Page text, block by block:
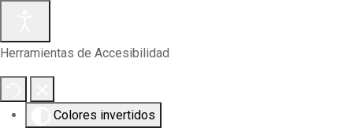
Herramientas de Accesibilidad
Colores invertidos